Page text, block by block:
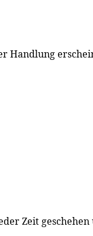
Handlung
Zeit